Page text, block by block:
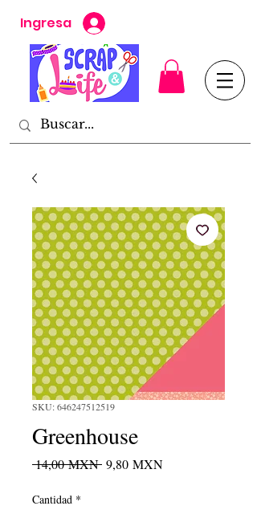
Ingresa
SKU: 646247512519
Greenhouse
14,00 MXN Precio
9,80 MXNPrecio
Cantidad *